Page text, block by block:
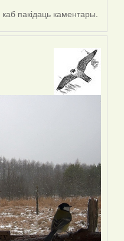
каб пакідаць каментары.